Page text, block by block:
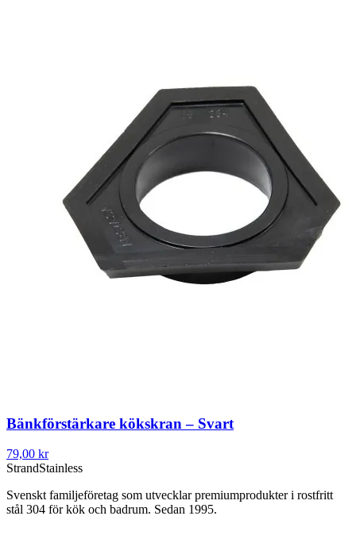
Bänkförstärkare kökskran – Svart
79,00 kr
StrandStainless
Svenskt familjeföretag som utvecklar premiumprodukter i rostfritt
stål 304 för kök och badrum. Sedan 1995.